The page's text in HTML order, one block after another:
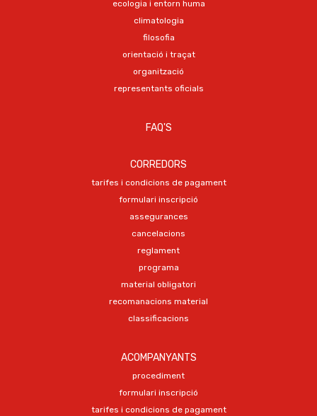
ecologia i entorn huma
climatologia
filosofia
orientació i traçat
organització
representants oficials
FAQ'S
CORREDORS
tarifes i condicions de pagament
formulari inscripció
assegurances
cancelacions
reglament
programa
material obligatori
recomanacions material
classificacions
ACOMPANYANTS
procediment
formulari inscripció
tarifes i condicions de pagament